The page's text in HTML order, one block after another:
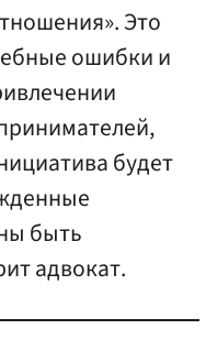
Это
ошибки и
будет
быть
адвокат.